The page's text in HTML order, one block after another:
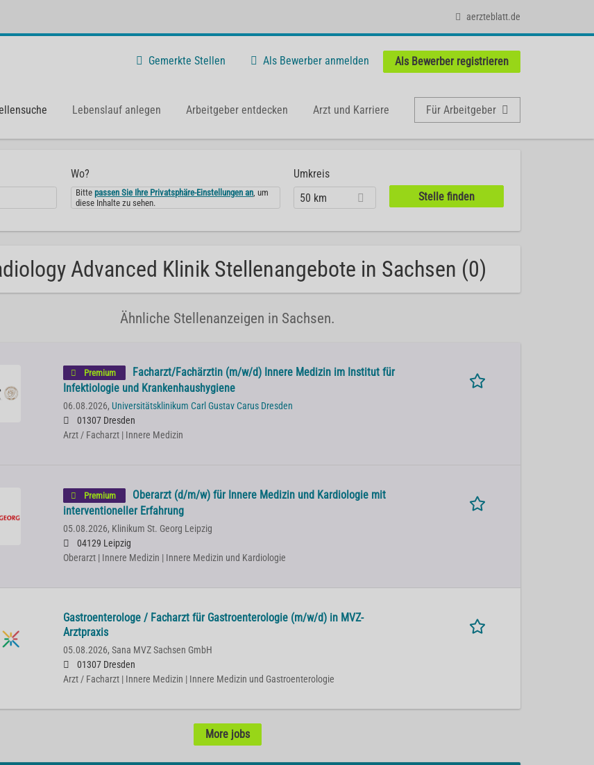
aerzteblatt.de
Gemerkte Stellen Als Bewerber anmelden Als Bewerber registrieren
Lebenslauf anlegen Arbeitgeber entdecken Arzt und Karriere Für Arbeitgeber
Wo?
Bittepassen Sie Ihre Privatsphäre-Einstellungen an, um
diese Inhalte zu sehen.
Umkreis
50 km
Advanced Klinik Stellenangebote in Sachsen (0)
Ähnliche Stellenanzeigen in Sachsen.
Premium
Facharzt/Fachärztin (m/w/d) Innere Medizin im Institut für
Infektiologie und Krankenhaushygiene
06.08.2026, Universitätsklinikum Carl Gustav Carus Dresden
01307 Dresden
Arzt / Facharzt | Innere Medizin
Premium
Oberarzt (d/m/w) für Innere Medizin und Kardiologie mit
interventioneller Erfahrung
05.08.2026, Klinikum St. Georg Leipzig
04129 Leipzig
Oberarzt | Innere Medizin | Innere Medizin und Kardiologie
Gastroenterologe / Facharzt für Gastroenterologie (m/w/d) in MVZ-
Arztpraxis
05.08.2026, Sana MVZ Sachsen GmbH
01307 Dresden
Arzt / Facharzt | Innere Medizin | Innere Medizin und Gastroenterologie
More jobs